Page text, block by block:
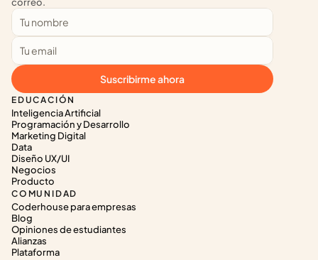
EDUCACIÓN
Inteligencia Artificial
Programación y Desarrollo
Marketing Digital
Data
Diseño UX/UI
Negocios
Producto
COMUNIDAD
Coderhouse para empresas
Blog
Opiniones de estudiantes
Alianzas
Plataforma
Suscribirme ahora